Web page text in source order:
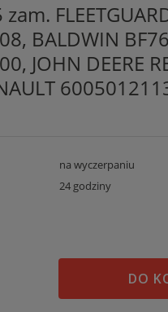
BALDWIN
JOHN DEERE
na wyczerpaniu
24 godziny
DO